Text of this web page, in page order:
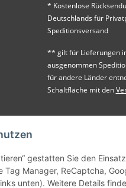
* Kostenlose
Deutschlands für
Speditionsversand
** gilt für Lieferungen
ausgenommen
für andere Länder
Schaltfläche mit den
gestatten Sie den
Tag Manager, ReCaptcha,
unten). Weitere Details